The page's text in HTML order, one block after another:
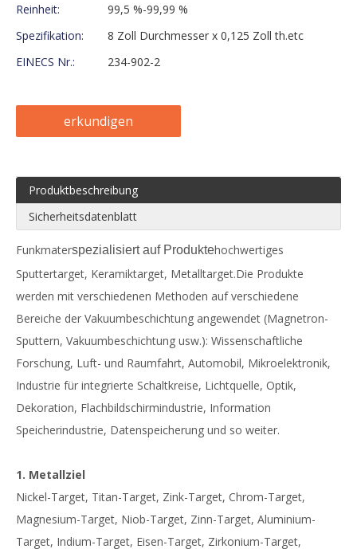
Reinheit:
99,5 %-99,99 %
Spezifikation:
8 Zoll Durchmesser x 0,125 Zoll th.etc
EINECS Nr.:
234-902-2
erkundigen
Produktbeschreibung
Sicherheitsdatenblatt
Funkmaterspezialisiert auf Produktehochwertiges
Sputtertarget, Keramiktarget, Metalltarget.Die Produkte
werden mit verschiedenen Methoden auf verschiedene
Bereiche der Vakuumbeschichtung angewendet (Magnetron-
Sputtern, Vakuumbeschichtung usw.): Wissenschaftliche
Forschung, Luft- und Raumfahrt, Automobil, Mikroelektronik,
Industrie für integrierte Schaltkreise, Lichtquelle, Optik,
Dekoration, Flachbildschirmindustrie, Information
Speicherindustrie, Datenspeicherung und so weiter.
1. Metallziel
Nickel-Target, Titan-Target, Zink-Target, Chrom-Target,
Magnesium-Target, Niob-Target, Zinn-Target, Aluminium-
Target, Indium-Target, Eisen-Target, Zirkonium-Target,